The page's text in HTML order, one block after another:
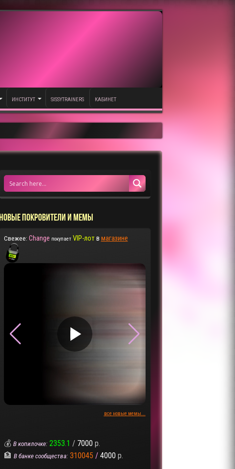
ИНСТИТУТ SISSYTRAINERS КАБИНЕТ
НОВЫЕ ПОКРОВИТЕЛИ И МЕМЫ
Свежее: Change покупает VIP-лотв магазине
▶
все новые мемы...
💰 В копилочке: 2353.1 / 7000 р.
🏦 В банке сообщества: 310045 / 4000 р.